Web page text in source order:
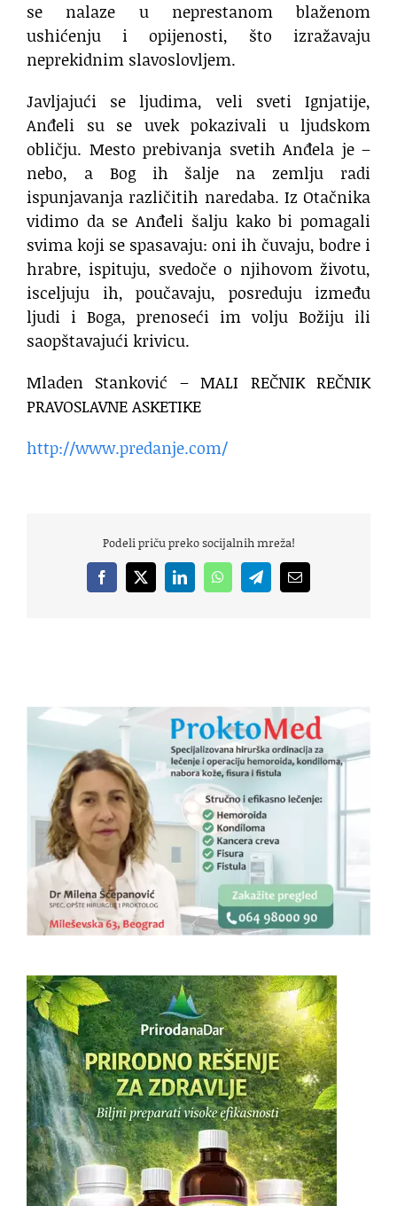
se nalaze u neprestanom blaženom
ushićenju i opijenosti, što izražavaju
neprekidnim slavoslovljem.
Javljajući se ljudima, veli sveti Ignjatije,
Anđeli su se uvek pokazivali u ljudskom
obličju. Mesto prebivanja svetih Anđela je –
nebo, a Bog ih šalje na zemlju radi
ispunjavanja različitih naredaba. Iz Otačnika
vidimo da se Anđeli šalju kako bi pomagali
svima koji se spasavaju: oni ih čuvaju, bodre i
hrabre, ispituju, svedoče o njihovom životu,
isceljuju ih, poučavaju, posreduju između
ljudi i Boga, prenoseći im volju Božiju ili
saopštavajući krivicu.
Mladen Stanković – MALI REČNIK REČNIK
PRAVOSLAVNE ASKETIKE
http://www.predanje.com/
Podeli priču preko socijalnih mreža!
Facebook
X LinkedInWhatsAppTelegramEmail